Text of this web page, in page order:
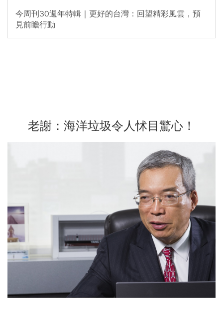
今周刊30週年特輯｜更好的台灣：回望精彩風雲，預
見前瞻行動
老謝：海洋垃圾令人怵目驚心！